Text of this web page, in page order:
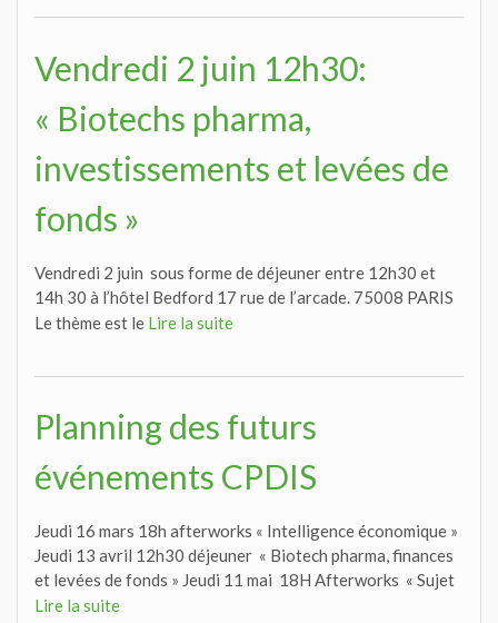
Vendredi 2 juin 12h30:
« Biotechs pharma,
investissements et levées de
fonds »
Vendredi 2 juin sous forme de déjeuner entre 12h30 et
14h 30 à l’hôtel Bedford 17 rue de l’arcade. 75008 PARIS
Le thème est le Lire la suite
Planning des futurs
événements CPDIS
Jeudi 16 mars 18h afterworks « Intelligence économique »
Jeudi 13 avril 12h30 déjeuner « Biotech pharma, finances
et levées de fonds » Jeudi 11 mai 18H Afterworks « Sujet
Lire la suite